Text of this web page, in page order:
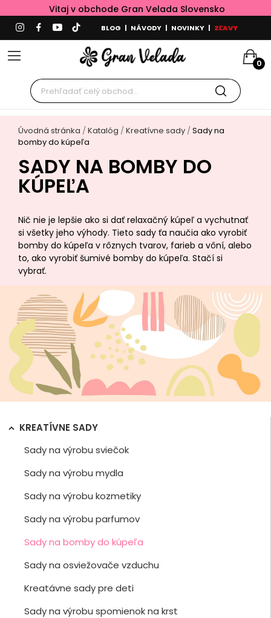
Vitaj v obchode Gran Velada Slovensko
BLOG | NÁVODY | NOVINKY | ZĽAVY
0
Úvodná stránka Katalóg Kreatívne sady
Sady na
bomby do kúpeľa
SADY NA BOMBY DO
KÚPEĽA
Nič nie je lepšie ako si dať relaxačný kúpeľ a vychutnať
si všetky jeho výhody. Tieto sady ťa naučia ako vyrobiť
bomby do kúpeľa v rôznych tvarov, farieb a vôní, alebo
to, ako vyrobiť šumivé bomby do kúpeľa. Stačí si
vybrať.
KREATÍVNE SADY

Sady na výrobu sviečok
Sady na výrobu mydla
Sady na výrobu kozmetiky
Sady na výrobu parfumov
Sady na bomby do kúpeľa
Sady na osviežovače vzduchu
Kreatávne sady pre deti
Sady na výrobu spomienok na krst